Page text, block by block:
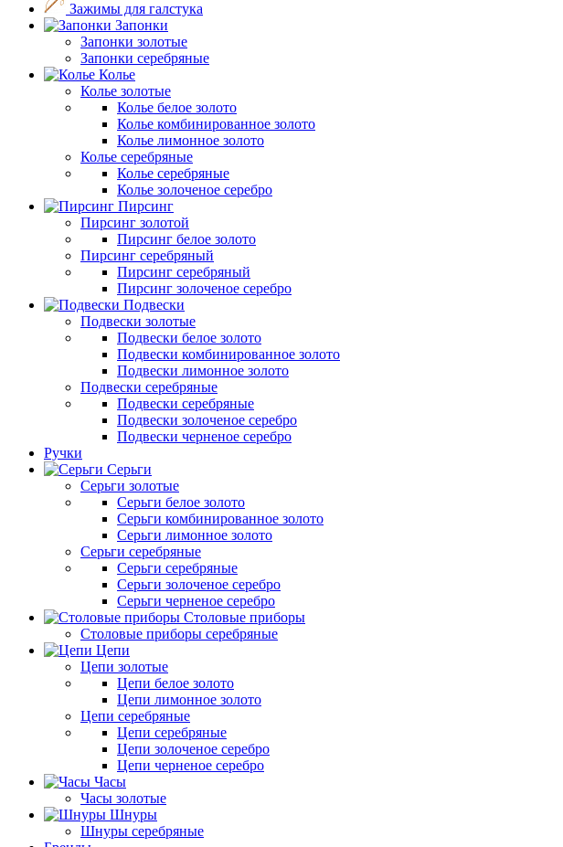
Зажимы для галстука
Запонки
Запонки золотые
Запонки серебряные
Колье
Колье золотые
Колье белое золото
Колье комбинированное золото
Колье лимонное золото
Колье серебряные
Колье серебряные
Колье золоченое серебро
Пирсинг
Пирсинг золотой
Пирсинг белое золото
Пирсинг серебряный
Пирсинг серебряный
Пирсинг золоченое серебро
Подвески
Подвески золотые
Подвески белое золото
Подвески комбинированное золото
Подвески лимонное золото
Подвески серебряные
Подвески серебряные
Подвески золоченое серебро
Подвески черненое серебро
Ручки
Серьги
Серьги золотые
Серьги белое золото
Серьги комбинированное золото
Серьги лимонное золото
Серьги серебряные
Серьги серебряные
Серьги золоченое серебро
Серьги черненое серебро
Столовые приборы
Столовые приборы серебряные
Цепи
Цепи золотые
Цепи белое золото
Цепи лимонное золото
Цепи серебряные
Цепи серебряные
Цепи золоченое серебро
Цепи черненое серебро
Часы
Часы золотые
Шнуры
Шнуры серебряные